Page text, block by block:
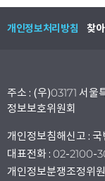
개인정보처리방침 찾
주소 : (우)03171 서울
정보보호위원회
개인정보침해신고 : 국
대표전화 : 02-2100-
개인정보분쟁조정위